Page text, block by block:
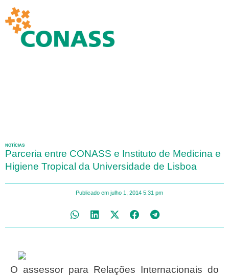
NOTÍCIAS
Parceria entre CONASS e Instituto de Medicina e
Higiene Tropical da Universidade de Lisboa
Publicado em julho 1, 2014 5:31 pm
O assessor para Relações Internacionais do